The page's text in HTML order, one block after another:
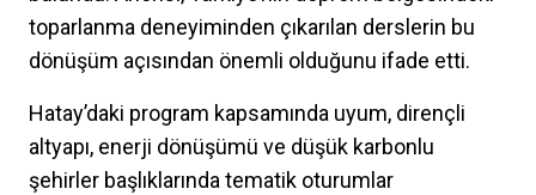
toparlanma deneyiminden çıkarılan derslerin bu
dönüşüm açısından önemli olduğunu ifade etti.
Hatay’daki program kapsamında uyum, dirençli
altyapı, enerji dönüşümü ve düşük karbonlu
şehirler başlıklarında tematik oturumlar